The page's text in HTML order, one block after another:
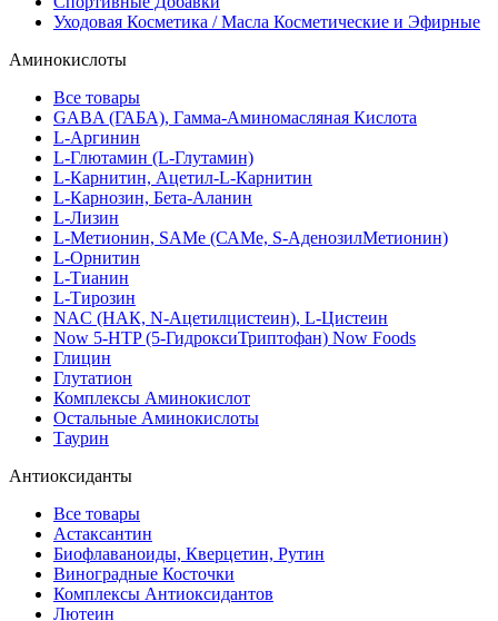
Уходовая Косметика / Масла Косметические и Эфирные
Аминокислоты
Все товары
GABA (ГАБА), Гамма-Аминомасляная Кислота
L-Аргинин
L-Глютамин (L-Глутамин)
L-Карнитин, Ацетил-L-Карнитин
L-Карнозин, Бета-Аланин
L-Лизин
L-Метионин, SAMe (САМе, S-АденозилМетионин)
L-Орнитин
L-Тианин
L-Тирозин
NAC (НАК, N-Ацетилцистеин), L-Цистеин
Now 5-HTP (5-ГидроксиТриптофан) Now Foods
Глицин
Глутатион
Комплексы Аминокислот
Остальные Аминокислоты
Таурин
Антиоксиданты
Все товары
Астаксантин
Биофлаваноиды, Кверцетин, Рутин
Виноградные Косточки
Комплексы Антиоксидантов
Лютеин